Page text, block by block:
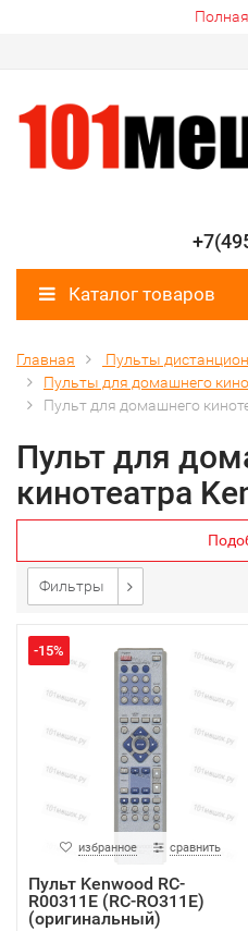
Каталог товаров
Главная
Пульты
Пульты для домашнего
Пульт для домашнего
Пульт для
кинотеатра
Фильтры
-15%
избранное сравнить
Пульт Kenwood RC-
R00311E (RC-RO311E)
(оригинальный)